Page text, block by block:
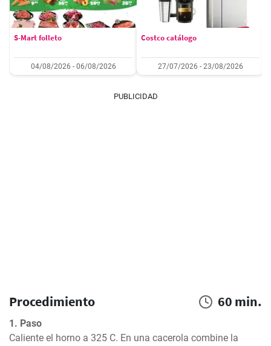
S-Mart folleto
04/08/2026 - 06/08/2026
Costco catálogo
27/07/2026 - 23/08/2026
PUBLICIDAD
Procedimiento 60 min.
1. Paso
Caliente el horno a 325 C. En una cacerola combine la